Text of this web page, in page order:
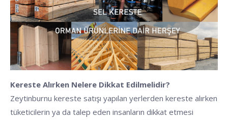
Kereste Alırken Nelere Dikkat Edilmelidir?
Zeytinburnu kereste satışı yapılan yerlerden kereste alırken
tüketicilerin ya da talep eden insanların dikkat etmesi